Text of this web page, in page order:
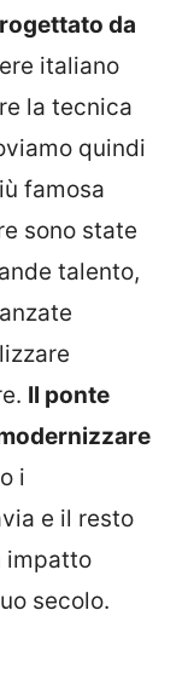
da
italiano
la tecnica
quindi
famosa
sono state
talento,
Il ponte
i
e il resto
impatto
secolo.